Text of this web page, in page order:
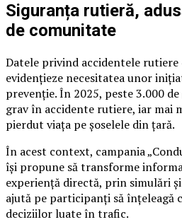
Siguranța rutieră,
de comunitate
Datele privind accidentele rutiere
evidențieze necesitatea unor
prevenție. În 2025, peste 3.000
grav în accidente rutiere, iar mai
pierdut viața pe șoselele din țară.
În acest context, campania
își propune să transforme
experiență directă, prin simulări
ajută pe participanți să înțeleagă
deciziilor luate în trafic.